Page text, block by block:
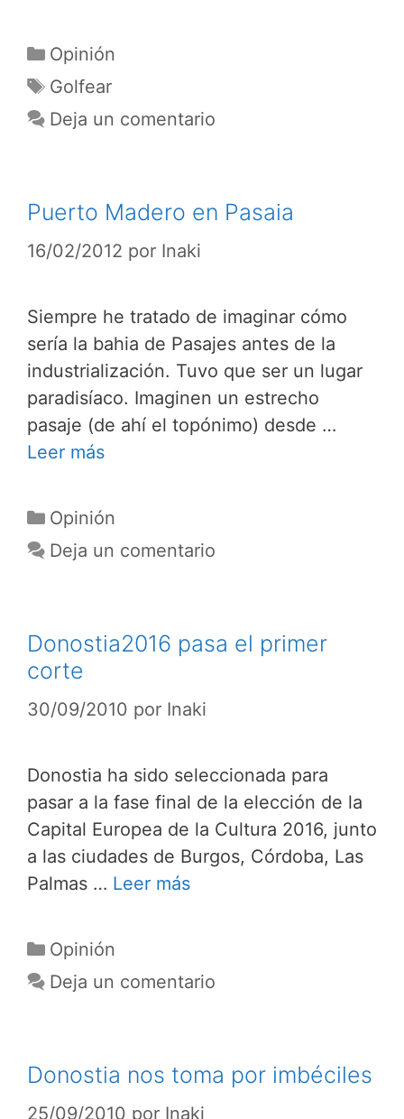
Categorías
Opinión
Etiquetas
Golfear
Deja un comentario
Puerto Madero en Pasaia
16/02/2012 por Inaki
Siempre he tratado de imaginar cómo
sería la bahia de Pasajes antes de la
industrialización. Tuvo que ser un lugar
paradisíaco. Imaginen un estrecho
pasaje (de ahí el topónimo) desde …
Leer más
Categorías
Opinión
Deja un comentario
Donostia2016 pasa el primer
corte
30/09/2010 por Inaki
Donostia ha sido seleccionada para
pasar a la fase final de la elección de la
Capital Europea de la Cultura 2016, junto
a las ciudades de Burgos, Córdoba, Las
Palmas … Leer más
Categorías
Opinión
Deja un comentario
Donostia nos toma por imbéciles
25/09/2010 por Inaki